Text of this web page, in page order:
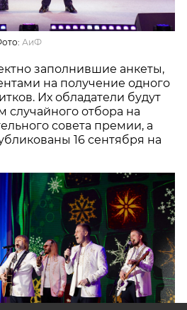
АиФ
заполнившие анкеты,
на получение одного
Их обладатели будут
отбора на
совета премии, а
16 сентября на